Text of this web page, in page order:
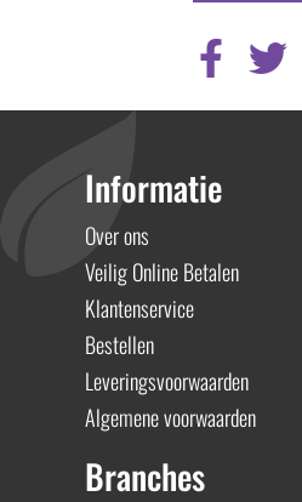
Informatie
Over ons
Veilig Online Betalen
Klantenservice
Bestellen
Leveringsvoorwaarden
Algemene voorwaarden
Branches